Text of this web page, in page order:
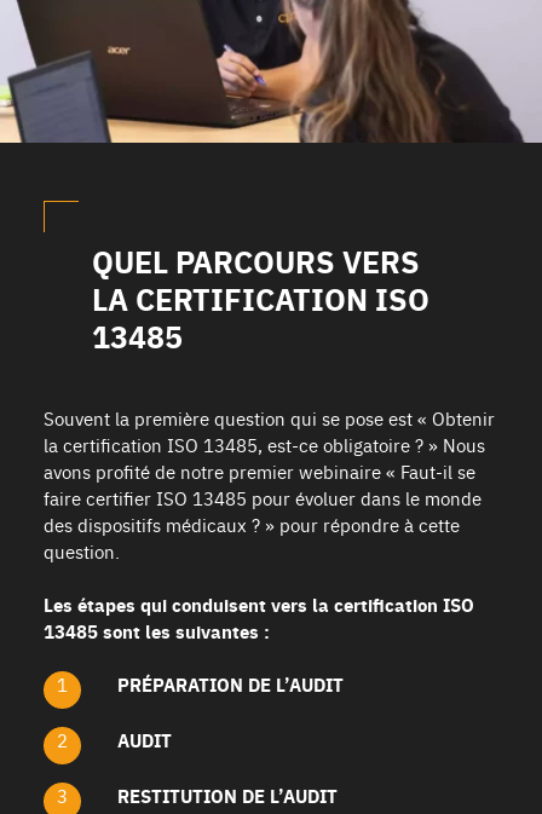
QUEL PARCOURS VERS
LA CERTIFICATION ISO
13485
Souvent la première question qui se pose est « Obtenir
la certification ISO 13485, est-ce obligatoire ? » Nous
avons profité de notre premier webinaire « Faut-il se
faire certifier ISO 13485 pour évoluer dans le monde
des dispositifs médicaux ? » pour répondre à cette
question.
Les étapes qui conduisent vers la certification ISO
13485 sont les suivantes :
PRÉPARATION DE L’AUDIT
AUDIT
RESTITUTION DE L’AUDIT